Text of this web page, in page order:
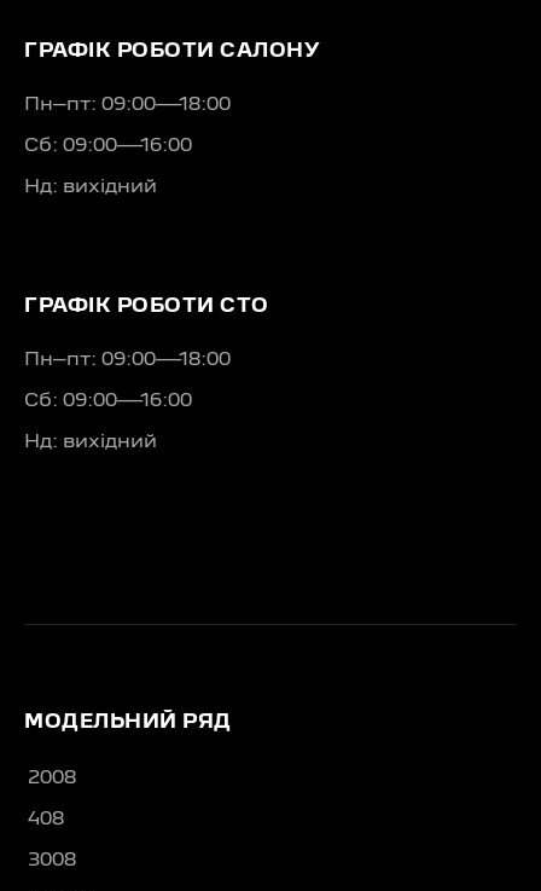
ГРАФІК РОБОТИ САЛОНУ
Пн–пт: 09:00—18:00
Сб: 09:00—16:00
Нд: вихідний
ГРАФІК РОБОТИ СТО
Пн–пт: 09:00—18:00
Сб: 09:00—16:00
Нд: вихідний
МОДЕЛЬНИЙ РЯД
2008
408
3008